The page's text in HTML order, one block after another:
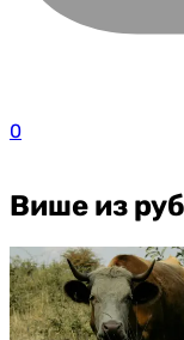
0
Више из